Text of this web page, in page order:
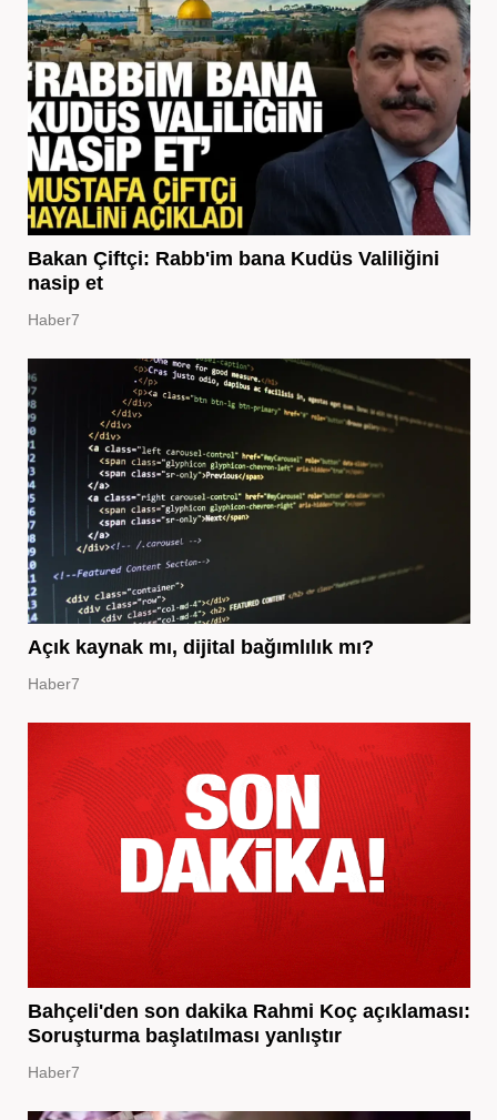
Bakan Çiftçi: Rabb'im bana Kudüs Valiliğini
nasip et
Haber7
Açık kaynak mı, dijital bağımlılık mı?
Haber7
Bahçeli'den son dakika Rahmi Koç açıklaması:
Soruşturma başlatılması yanlıştır
Haber7